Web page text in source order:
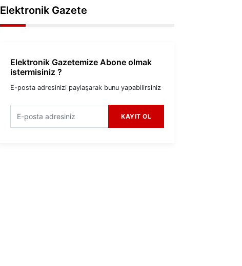
Elektronik Gazete
Elektronik Gazetemize Abone olmak
istermisiniz ?
E-posta adresinizi paylaşarak bunu yapabilirsiniz
KAYIT OL